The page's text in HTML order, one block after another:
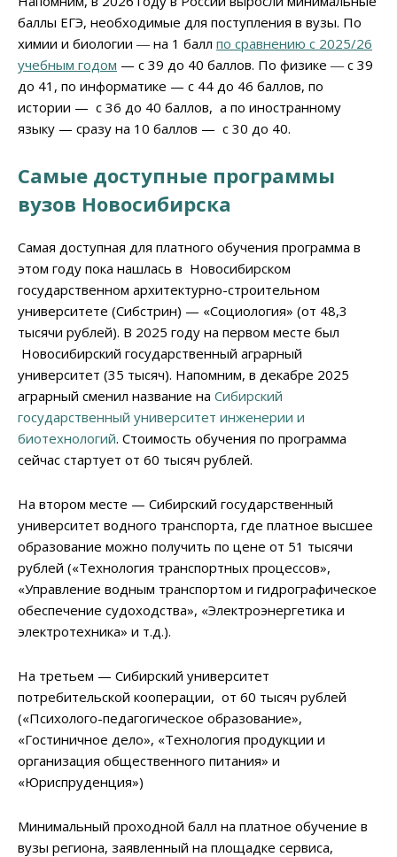
баллы ЕГЭ, необходимые для поступления в вузы. По
химии и биологии ― на 1 балл по сравнению с 2025/26
учебным годом — с 39 до 40 баллов. По физике ― с 39
до 41, по информатике — с 44 до 46 баллов, по
истории — с 36 до 40 баллов, а по иностранному
языку — сразу на 10 баллов — с 30 до 40.
Самые доступные программы
вузов Новосибирска
Самая доступная для платного обучения программа в
этом году пока нашлась в Новосибирском
государственном архитектурно-строительном
университете (Сибстрин) — «Социология» (от 48,3
тысячи рублей). В 2025 году на первом месте был
Новосибирский государственный аграрный
университет (35 тысяч). Напомним, в декабре 2025
аграрный сменил название на Сибирский
государственный университет инженерии и
биотехнологий. Стоимость обучения по программа
сейчас стартует от 60 тысяч рублей.
На втором месте — Сибирский государственный
университет водного транспорта, где платное высшее
образование можно получить по цене от 51 тысячи
рублей («Технология транспортных процессов»,
«Управление водным транспортом и гидрографическое
обеспечение судоходства», «Электроэнергетика и
электротехника» и т.д.).
На третьем — Сибирский университет
потребительской кооперации, от 60 тысяч рублей
(«Психолого-педагогическое образование»,
«Гостиничное дело», «Технология продукции и
организация общественного питания» и
«Юриспруденция»)
Минимальный проходной балл на платное обучение в
вузы региона, заявленный на площадке сервиса,